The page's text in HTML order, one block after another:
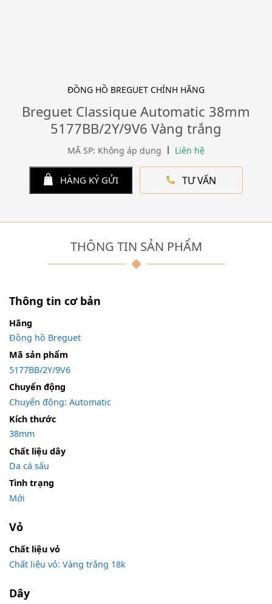
ĐỒNG HỒ BREGUET CHÍNH HÃNG
Breguet Classique Automatic 38mm
5177BB/2Y/9V6 Vàng trắng
MÃ SP: Không áp dụng Liên hệ
HÀNG KÝ GỬI TƯ VẤN
THÔNG TIN SẢN PHẨM
Thông tin cơ bản
Hãng
Đồng hồ Breguet
Mã sản phẩm
5177BB/2Y/9V6
Chuyển động
Chuyển động: Automatic
Kích thước
38mm
Chất liệu dây
Da cá sấu
Tình trạng
Mới
Vỏ
Chất liệu vỏ
Chất liệu vỏ: Vàng trắng 18k
Dây